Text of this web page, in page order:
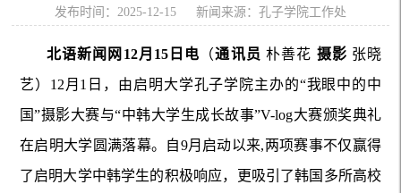
发布时间：2025-12-15 新闻来源：孔子学院工作处
北语新闻网12月15日电 （通讯员 朴善花 摄影 张晓
艺）12月1日，由启明大学孔子学院主办的“我眼中的中
国”摄影大赛与“中韩大学生成长故事”V-log大赛颁奖典礼
在启明大学圆满落幕。自9月启动以来,两项赛事不仅赢得
了启明大学中韩学生的积极响应，更吸引了韩国多所高校